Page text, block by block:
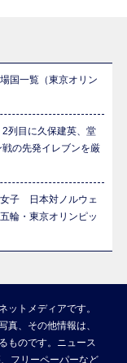
一覧（東京オリン
2列目に久保建英、堂
の先発イレブンを厳
子 日本対ノルウェ
輪・東京オリンピッ
ットメディアです。
真、その他情報は、
ものです。ニュース
フリーペーパーなど